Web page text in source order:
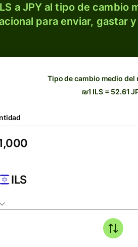
a JPY al tipo de cambio
para enviar, gastar
Tipo de cambio medio del
₪1 ILS = 52.61
ILS